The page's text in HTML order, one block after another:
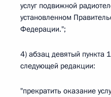
услуг подвижной
установленном
Федерации.";
4) абзац девятый пункта
следующей редакции:
"прекратить оказание